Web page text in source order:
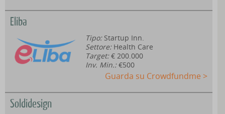
Eliba
Tipo: Startup Inn.
Settore: Health Care
Target:€ 200.000
Inv. Min.:€500
Guarda su Crowdfundme >
Soldidesign